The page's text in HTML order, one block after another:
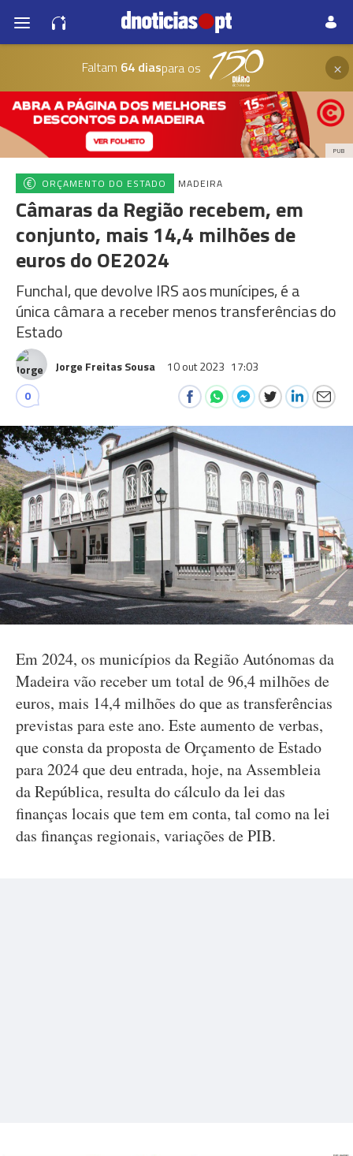
Faltam 64 diaspara os ×
PUB
ORÇAMENTO DO ESTADO MADEIRA
Câmaras da Região recebem, em
conjunto, mais 14,4 milhões de
euros do OE2024
Funchal, que devolve IRS aos munícipes, é a
única câmara a receber menos transferências do
Estado
Jorge Freitas Sousa 10 out 2023 17:03
0
Em 2024, os municípios da Região Autónomas da
Madeira vão receber um total de 96,4 milhões de
euros, mais 14,4 milhões do que as transferências
previstas para este ano. Este aumento de verbas,
que consta da proposta de Orçamento de Estado
para 2024 que deu entrada, hoje, na Assembleia
da República, resulta do cálculo da lei das
finanças locais que tem em conta, tal como na lei
das finanças regionais, variações de PIB.